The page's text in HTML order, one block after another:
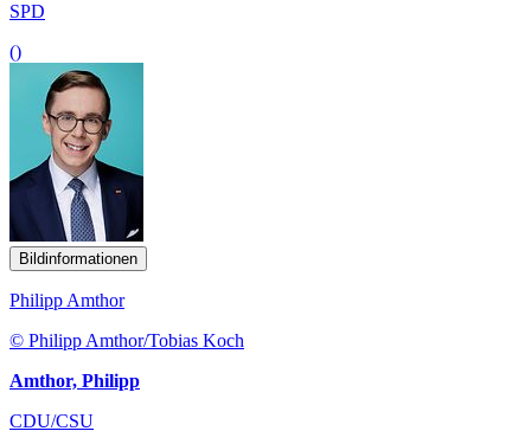
SPD
()
Bildinformationen
Philipp Amthor
© Philipp Amthor/Tobias Koch
Amthor, Philipp
CDU/CSU